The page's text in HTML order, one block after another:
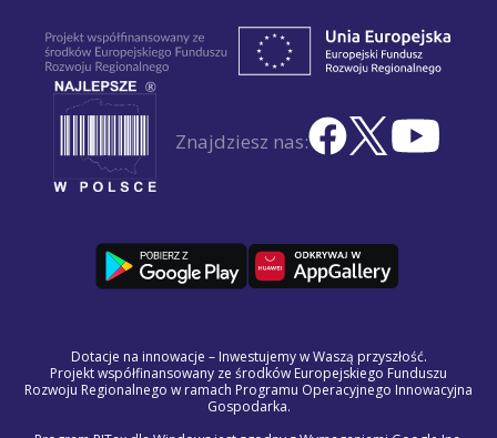
Znajdziesz nas:
Dotacje na innowacje – Inwestujemy w Waszą przyszłość.
Projekt współfinansowany ze środków Europejskiego Funduszu
Rozwoju Regionalnego w ramach Programu Operacyjnego Innowacyjna
Gospodarka.